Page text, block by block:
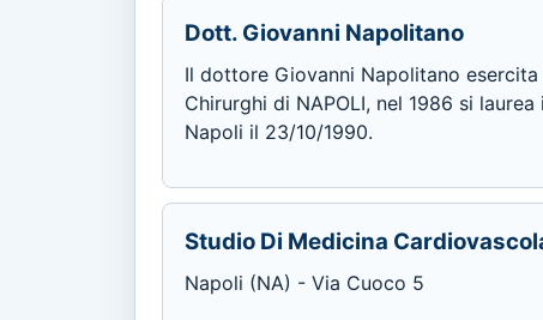
Dott. Giovanni Napolitano
Il dottore Giovanni Napolitano
Chirurghi di NAPOLI, nel 1986 si
Napoli il 23/10/1990.
Studio Di Medicina
Napoli (NA) - Via Cuoco 5